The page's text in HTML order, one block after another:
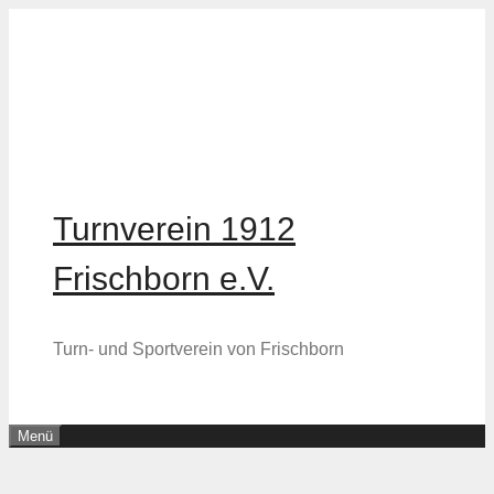
Turnverein 1912
Frischborn e.V.
Turn- und Sportverein von Frischborn
Menü